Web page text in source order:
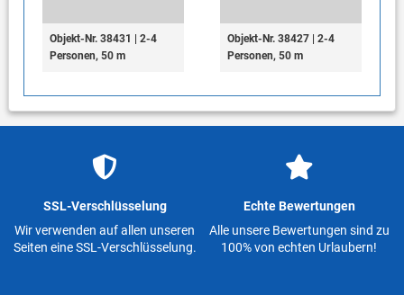
Objekt-Nr. 38431 | 2-4
Personen, 50 m
Objekt-Nr. 38427 | 2-4
Personen, 50 m
SSL-Verschlüsselung
Wir verwenden auf allen unseren
Seiten eine SSL-Verschlüsselung.
Echte Bewertungen
Alle unsere Bewertungen sind zu
100% von echten Urlaubern!